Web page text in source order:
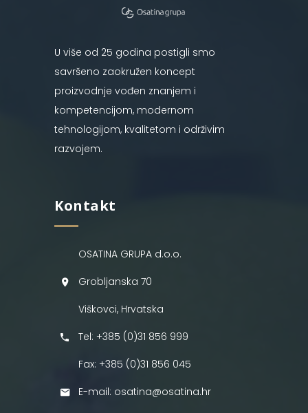
U više od 25 godina postigli smo
savršeno zaokružen koncept
proizvodnje vođen znanjem i
kompetencijom, modernom
tehnologijom, kvalitetom i održivim
razvojem.
Kontakt
OSATINA GRUPA d.o.o.
Grobljanska 70
Viškovci, Hrvatska
Tel: +385 (0)31 856 999
Fax: +385 (0)31 856 045
E-mail: osatina@osatina.hr